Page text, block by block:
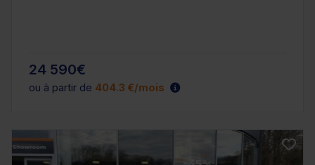
24 590€
ou à partir de 404.3 €/mois